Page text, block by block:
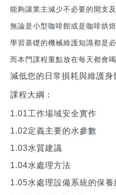
能夠讓業主​減少不必要的開支
無論是小型咖啡館或是咖啡烘
學習基礎的機械維護知識都是
而本門課程重點放在每天都會
減低您的日常損耗與維護身
課程大綱：
1.01工作場域安全實作
1.02定義主要的水參數
1.03水質建議
1.04水處理方法
1.05水處理設備系統的保養